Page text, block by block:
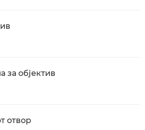
за објектив
отвор